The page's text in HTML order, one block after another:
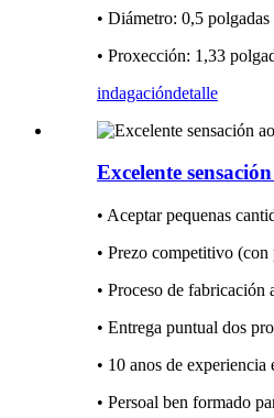
• Diámetro: 0,5
• Proxección: 1,33
indagacióndetalle
Excelente
• Aceptar pequenas
• Prezo competitivo
• Proceso de fabricación
• Entrega puntual dos
• 10 anos de
• Persoal ben formado